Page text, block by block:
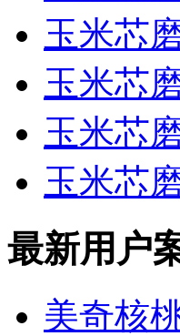
玉米芯
玉米芯
玉米芯
玉米芯
最新用户
美奇核